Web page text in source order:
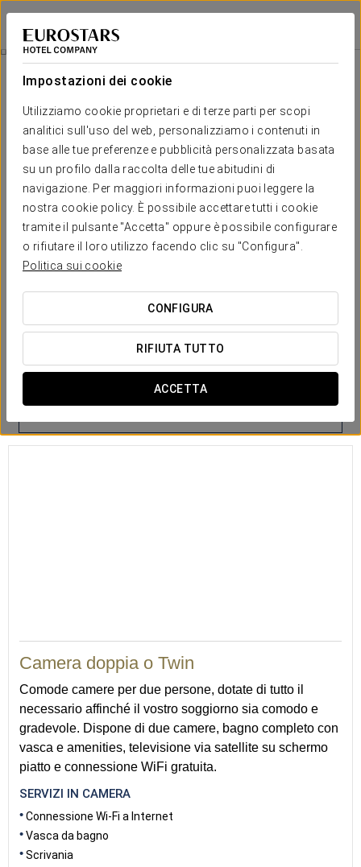
Impostazioni dei cookie
Utilizziamo cookie proprietari e di terze parti per scopi
analitici sull'uso del web, personalizziamo i contenuti in
base alle tue preferenze e pubblicità personalizzata basata
su un profilo dalla raccolta delle tue abitudini di
navigazione. Per maggiori informazioni puoi leggere la
nostra cookie policy. È possibile accettare tutti i cookie
tramite il pulsante "Accetta" oppure è possibile configurare
o rifiutare il loro utilizzo facendo clic su "Configura".
Politica sui cookie
CONFIGURA
RIFIUTA TUTTO
ACCETTA
Crisol Faycán
LAS PALMAS DE GRAN CANARIA
Camere
Camere
Il comfort e il riposo di cui hai
bisogno
Le camere del Crisol Faycán offrono una vasta gamma di servizi
perun soggiorno confortevole e accogliente, come TV
satellitare a schermo piatto, telefono, frigorifero, bagno completo
con vasca, set di cortesia e connessione Wi-Fi gratuita. Inoltre,
sono disponibili studi di diverse capacitàdotati di cucina e di
tutte le stoviglie necessarie.
Camera
Camera doppia o Twin
Comode camere per due persone, dotate di tutto il
necessario affinché il vostro soggiorno sia comodo e
gradevole. Dispone di due camere, bagno completo con
vasca e amenities, televisione via satellite su schermo
piatto e connessione WiFi gratuita.
SERVIZI IN CAMERA
Connessione Wi-Fi a Internet
Vasca da bagno
Scrivania